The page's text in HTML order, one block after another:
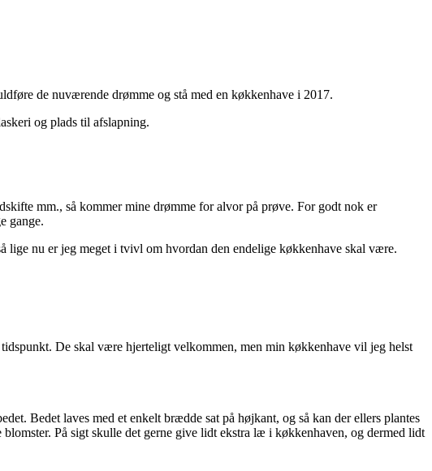
de nuværende drømme og stå med en køkkenhave i 2017.
og plads til afslapning.
mm., så kommer mine drømme for alvor på prøve. For godt nok er
gange.
lige nu er jeg meget i tvivl om hvordan den endelige køkkenhave skal være.
De skal være hjerteligt velkommen, men min køkkenhave vil jeg helst
Bedet laves med et enkelt brædde sat på højkant, og så kan der ellers plantes
På sigt skulle det gerne give lidt ekstra læ i køkkenhaven, og dermed lidt